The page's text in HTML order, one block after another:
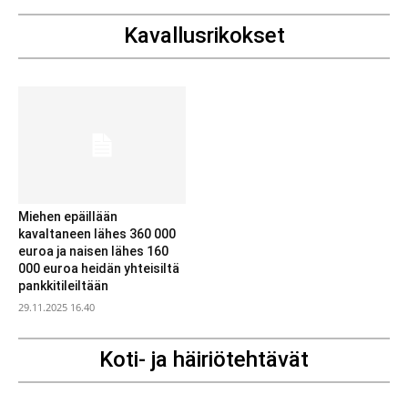
Kavallusrikokset
Miehen epäillään
kavaltaneen lähes 360 000
euroa ja naisen lähes 160
000 euroa heidän yhteisiltä
pankkitileiltään
29.11.2025 16.40
Koti- ja häiriötehtävät